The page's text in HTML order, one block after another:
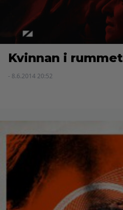
Kvinnan i rummet
- 8.6.2014 20:52